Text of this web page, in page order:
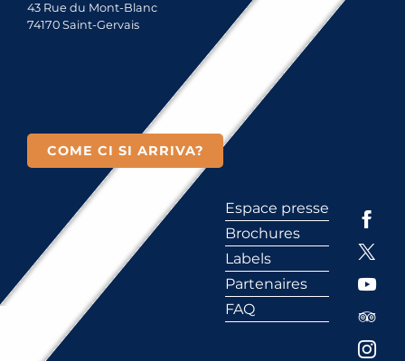
43 Rue du Mont-Blanc
74170 Saint-Gervais
COME CI SI ARRIVA?
Espace presse
Brochures
Labels
Partenaires
FAQ